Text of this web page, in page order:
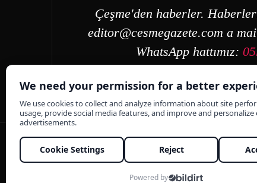
Çeşme'den haberler.
editor@cesmegazete.com a
WhatsApp hattımız: